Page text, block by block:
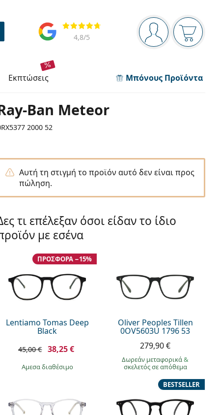
Πίνακας πλοήγησης
Είστε
Το
Αξιολογήσεις
4,8/5
εκπτώσεις Μπόνους Προϊόντα
Ban Meteor
2000 52
Αυτή τη στιγμή το προϊόν αυτό δεν είναι προς
πώληση.
τι επέλεξαν όσοι είδαν το ίδιο
με εσένα
Lentiamo Tomas Deep
Black
ΠΡΟΣΦΟΡΆ −15%
45,00 € 38,25 €
άμεσα διαθέσιμο
Oliver Peoples Tillen
0OV5603U 1796 53
279,90 €
Δωρεάν μεταφορικά&
σκελετός σε απόθεμα
BESTSELLER